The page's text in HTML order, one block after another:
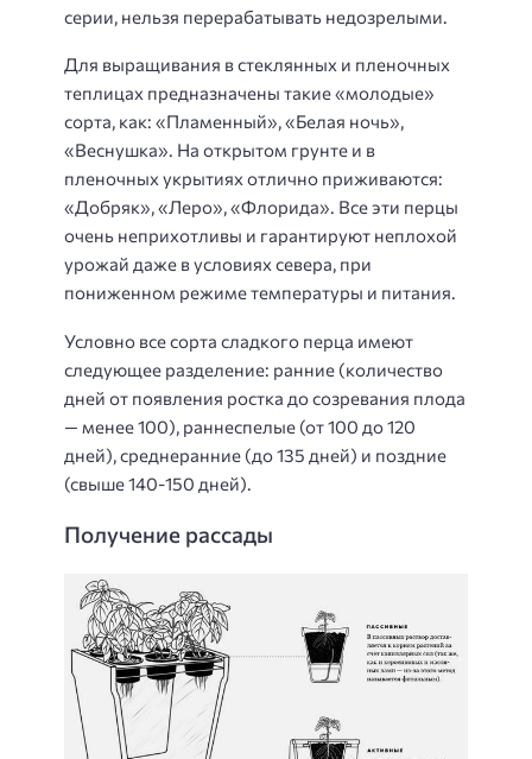
серии, нельзя перерабатывать недозрелыми.
Для выращивания в стеклянных и пленочных
теплицах предназначены такие «молодые»
сорта, как: «Пламенный», «Белая ночь»,
«Веснушка». На открытом грунте и в
пленочных укрытиях отлично приживаются:
«Добряк», «Леро», «Флорида». Все эти перцы
очень неприхотливы и гарантируют неплохой
урожай даже в условиях севера, при
пониженном режиме температуры и питания.
Условно все сорта сладкого перца имеют
следующее разделение: ранние (количество
дней от появления ростка до созревания плода
— менее 100), раннеспелые (от 100 до 120
дней), среднеранние (до 135 дней) и поздние
(свыше 140-150 дней).
Получение рассады